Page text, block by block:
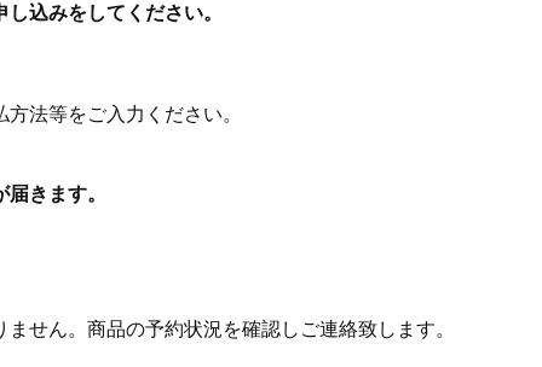
込みをしてください。
法等をご入力ください。
きます。
せん。商品の予約状況を確認しご連絡致します。